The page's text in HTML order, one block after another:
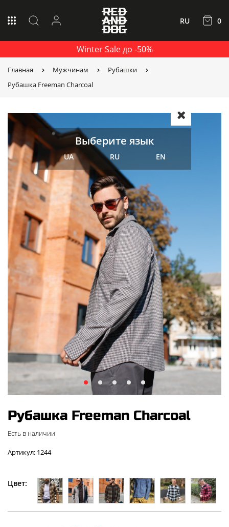
Winter Sale до -50%
RU 0
Главная Мужчинам
Рубашки
Рубашка Freeman Charcoal
Рубашка Freeman Charcoal
Есть в наличии
Артикул: 1244
Цвет:
Выберите язык
UA RU EN